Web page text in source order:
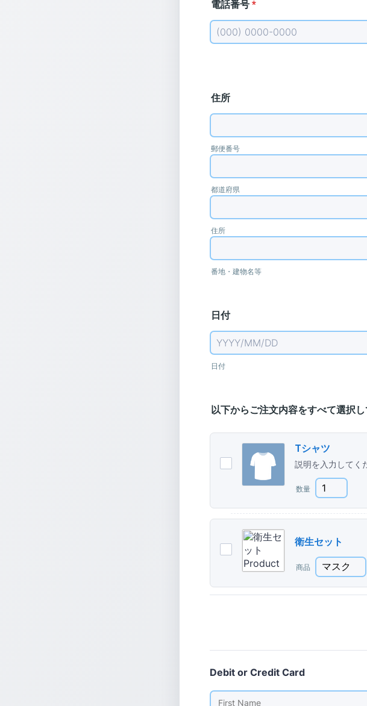
電話番号 *
住所
番地・建物名等
住所
都道府県
郵便番号
日付
日付
以下からご注文内容をすべて選択し
Tシャツ
説明を入力してく
数量
衛生セット
商品
Debit or Credit Card